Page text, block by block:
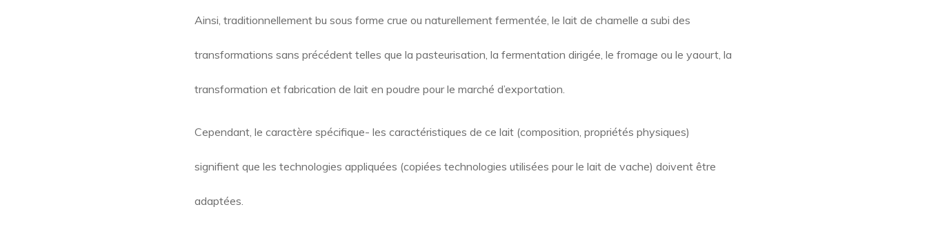
Ainsi, traditionnellement bu sous forme crue ou naturellement fermentée, le lait de chamelle a subi des
transformations sans précédent telles que la pasteurisation, la fermentation dirigée, le fromage ou le yaourt, la
transformation et fabrication de lait en poudre pour le marché d’exportation.
Cependant, le caractère spécifique- les caractéristiques de ce lait (composition, propriétés physiques)
signifient que les technologies appliquées (copiées technologies utilisées pour le lait de vache) doivent être
adaptées.